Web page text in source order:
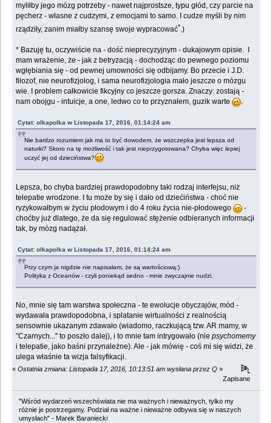
myliłby jego mózg potrzeby - nawet najprostsze, typu głód, czy parcie na
pęcherz - własne z cudzymi, z emocjami to samo. I cudze myśli by nim
rządziły, zanim miałby szansę swoje wypracować*.)
* Bazuję tu, oczywiście na - dość nieprecyzyjnym - dukajowym opisie. I
mam wrażenie, że - jak z betryzacją - dochodząc do pewnego poziomu
wgłębiania się - od pewnej umowności się odbijamy. Bo przecie i J.D.
filozof, nie neurofizjolog, i sama neurofizjologia mało jeszcze o mózgu
wie. I problem całkowicie fikcyjny co jeszcze gorsza. Znaczy: zostają -
nam obojgu - intuicje, a one, ledwo co to przyznałem, guzik warte
.
Cytat: olkapolka w Listopada 17, 2016, 01:14:24 am
Nie bardzo rozumiem jak ma to być dowodem, że wszczepka jest lepsza od
naturki? Skoro na tę możliwość i tak jest nieprzygotowana? Chyba więc lepiej
uczyć jej od dzieciństwa?
Lepsza, bo chyba bardziej prawdopodobny taki rodzaj interfejsu, niż
telepatie wrodzone. I tu może by się i dało od dziećiństwa - choć nie
ryzykowałbym w życiu płodowym i do 4 roku życia nie-płodowego
-
choćby już dlatego, że da się regulować stężenie odbieranych informacji
tak, by mózg nadążał.
Cytat: olkapolka w Listopada 17, 2016, 01:14:24 am
Przy czym ja nigdzie nie napisałam, że są wartościową:)
Polityka z Oceanów - czyli poniekąd sedno - mnie zwyczajnie nudzi.
No, mnie się tam warstwa społeczna - te ewolucje obyczajów, mód -
wydawała prawdopodobna, i splatanie wirtualności z realnością
sensownie ukazanym zdawało (wiadomo, raczkującą tzw. AR mamy, w
"Czarnych..." to poszło dalej), i to mnie tam intrygowało (niepsychomemy
i telepatie, jako baśni przynależne). Ale - jak mówię - coś mi się widzi, że
ulega właśnie ta wizja falsyfikacji.
« Ostatnia zmiana: Listopada 17, 2016, 10:13:51 am wysłana przez Q »
Zapisane
"Wśród wydarzeń wszechświata nie ma ważnych i nieważnych, tylko my
różnie je postrzegamy. Podział na ważne i nieważne odbywa się w naszych
umysłach" - Marek Baraniecki